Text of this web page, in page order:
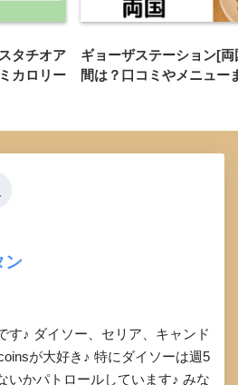
タチオア
カロリー
ギョーザステーション[
間は？口コミやメニュー
ン
す♪ ダイソー、セリア、キャンド
が大好き♪ 特にダイソーは週5
いかパトロールしています♪ みな